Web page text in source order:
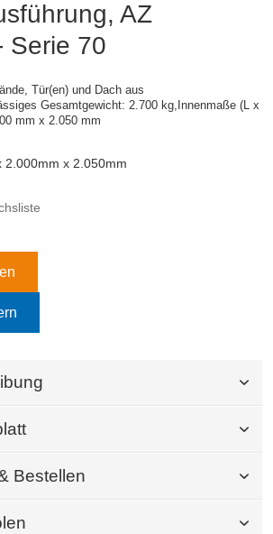
AZ
Serie 70
Tür(en) und Dach aus
Gesamtgewicht: 2.700 kg, Innenmaße (L x
mm x 2.050 mm
2.000mm x 2.050mm
Bestellen